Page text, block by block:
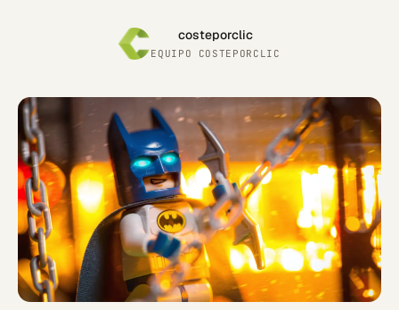
costeporclic
EQUIPO COSTEPORCLIC